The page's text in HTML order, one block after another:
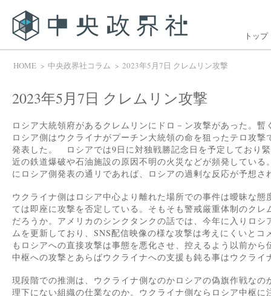
トップ
HOME 中央政界社コラム 2023年5月7日 クレムリン攻撃
2023年5月7日 クレムリン攻撃
ロシア大統領府があるクレムリンにドロ－ン攻撃があった。
ロシア側はウクライナがプーチン大統領の命を狙ったテロ攻
発表した。 ロシアでは9日に対独戦勝記念日を予定しており
近の鉄道爆破や石油施設の原因不明の火災などが頻発してい
にロシア側発表の通リであれば、ロシアの過剰な反応が予想さ
ウクライナ側はロシア中心より離れた場所での事件は曖昧な
ては即座に攻撃を否定している。そもそも警戒厳重体制のク
だろうか。アメリカのシンクタンクの話では、今年に入りロ
ムを更新しており、SNS配信映像の様な攻撃は考えにくいとコ
もロシアへの直接攻撃は事態を悪化させ、控えるよう以前か
中枢への攻撃とあらばウクライナへの支援も鈍る事はウクラ
現段階での推測は、ウクライナ側なのかロシアの偽旗作戦な
理下にない組織の仕業なのか。ウクライナ側ならロシア中枢